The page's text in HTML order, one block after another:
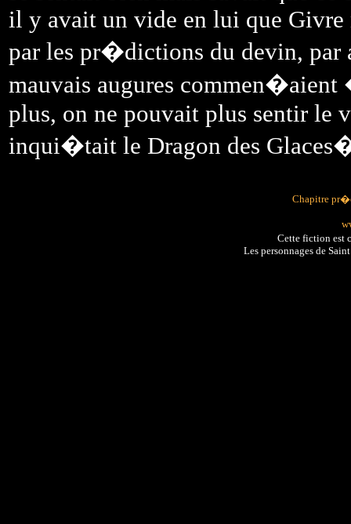
il y avait un vide en lui que Givre
par les pr�dictions du devin, par
mauvais augures
plus, on ne pouvait plus sentir le
inqui�tait le Dragon des
Chapitre
Cette fiction est
Les personnages de